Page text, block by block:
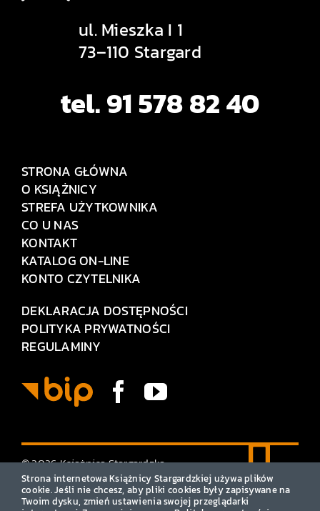
ul. Mieszka I 1
73–110 Stargard
tel. 91 578 82 40
STRONA GŁÓWNA
O KSIĄŻNICY
STREFA UŻYTKOWNIKA
CO U NAS
KONTAKT
KATALOG ON-LINE
KONTO CZYTELNIKA
DEKLARACJA DOSTĘPNOŚCI
POLITYKA PRYWATNOŚCI
REGULAMINY
© 2026 Książnica Stargardzka
• Wszelkie prawa zastrzeżone
Strona internetowa Książnicy Stargardzkiej używa plików
cookie. Jeśli nie chcesz, aby pliki cookies były zapisywane na
Twoim dysku, zmień ustawienia swojej przeglądarki